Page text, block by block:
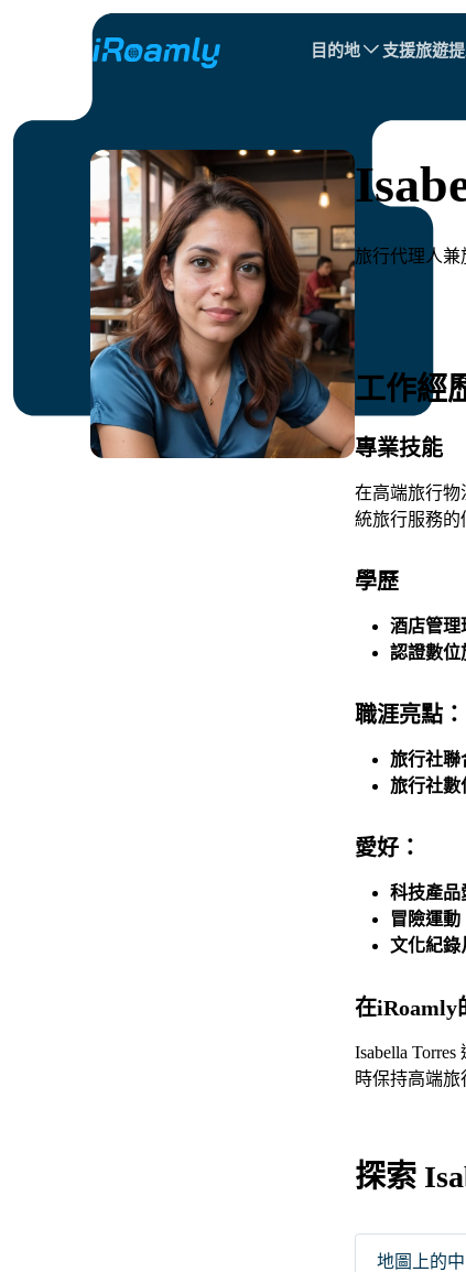
目的地 支援旅遊
區域 eSIM
保加利亞
旅行代理人兼
工作經
專業技能
在高端旅行物
統旅行服務的
學歷
酒店管理
認證數位
職涯亮點：
旅行社聯
旅行社數
愛好：
科技產品
冒險運動
文化紀錄
在iRoamly
Isabella
時保持高端
探索
地圖上的